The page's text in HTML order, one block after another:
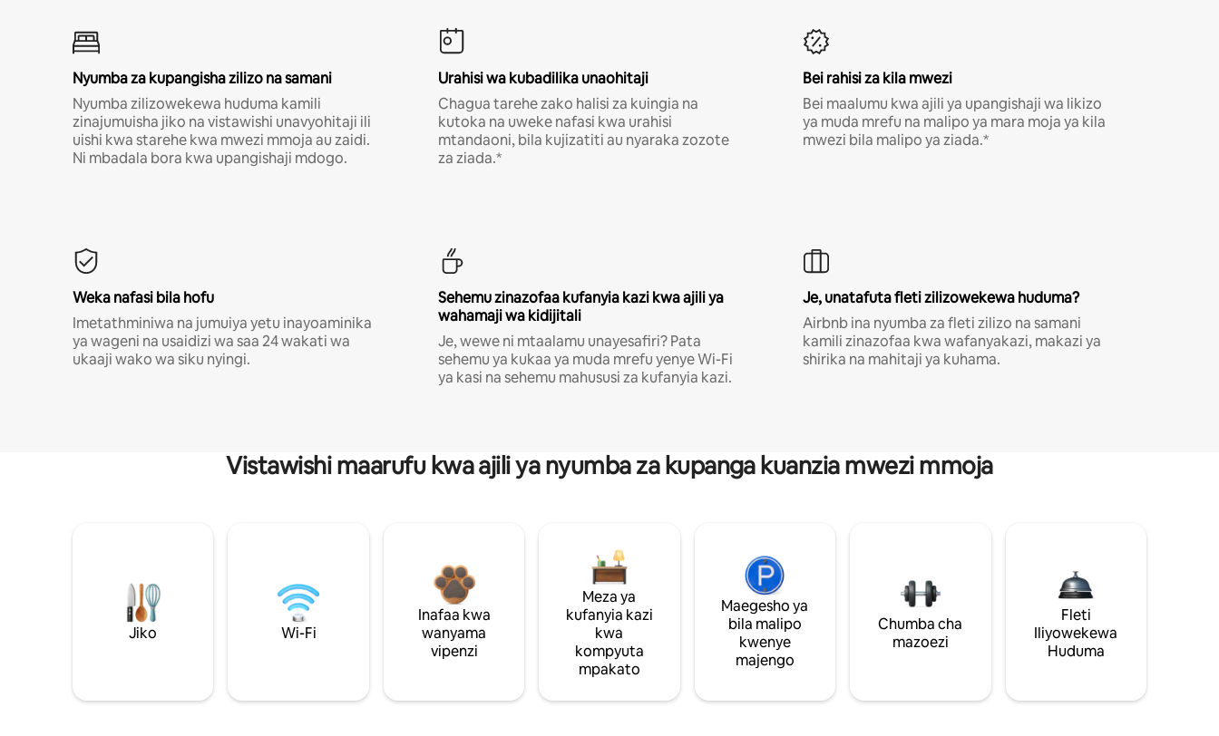
Nyumba za kupangisha zilizo na samani
Nyumba zilizowekewa huduma kamili
zinajumuisha jiko na vistawishi unavyohitaji ili
uishi kwa starehe kwa mwezi mmoja au zaidi.
Ni mbadala bora kwa upangishaji mdogo.
Urahisi wa kubadilika unaohitaji
Chagua tarehe zako halisi za kuingia na
kutoka na uweke nafasi kwa urahisi
mtandaoni, bila kujizatiti au nyaraka zozote
za ziada.*
Bei rahisi za kila mwezi
Bei maalumu kwa ajili ya upangishaji wa likizo
ya muda mrefu na malipo ya mara moja ya kila
mwezi bila malipo ya ziada.*
Weka nafasi bila hofu
Imetathminiwa na jumuiya yetu inayoaminika
ya wageni na usaidizi wa saa 24 wakati wa
ukaaji wako wa siku nyingi.
Sehemu zinazofaa kufanyia kazi kwa ajili ya
wahamaji wa kidijitali
Je, wewe ni mtaalamu unayesafiri? Pata
sehemu ya kukaa ya muda mrefu yenye Wi-Fi
ya kasi na sehemu mahususi za kufanyia kazi.
Je, unatafuta fleti zilizowekewa huduma?
Airbnb ina nyumba za fleti zilizo na samani
kamili zinazofaa kwa wafanyakazi, makazi ya
shirika na mahitaji ya kuhama.
Vistawishi maarufu kwa ajili ya nyumba za kupanga kuanzia mwezi mmoja
Jiko Wi-Fi
Inafaa kwa
wanyama
vipenzi
Meza ya
kufanyia kazi
kwa
kompyuta
mpakato
Maegesho ya
bila malipo
kwenye
majengo
Chumba cha
mazoezi
Fleti
Iliyowekewa
Huduma